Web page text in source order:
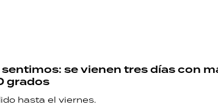
se vienen tres días con
grados
hasta el viernes.